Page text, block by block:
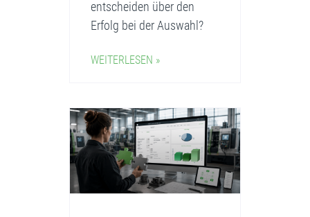
entscheiden über den
Erfolg bei der Auswahl?
WEITERLESEN »